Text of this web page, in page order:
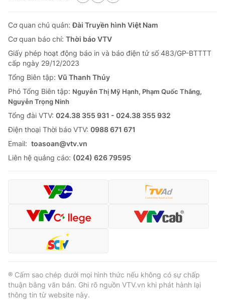
Cơ quan chủ quản:Đài Truyền hình Việt Nam
Cơ quan báo chí: Thời báo VTV
Giấy phép hoạt động báo in và báo điện tử số 483/GP-BTTTT
cấp ngày 29/12/2023
Tổng Biên tập: Vũ Thanh Thủy
Phó Tổng Biên tập: Nguyễn Thị Mỹ Hạnh, Phạm Quốc Thắng,
Nguyễn Trọng Ninh
Tổng đài VTV: 024.38 355 931 - 024.38 355 932
Ðiện thoại Thời báo VTV: 0988 671 671
Email: toasoan@vtv.vn
Liên hệ quảng cáo: (024) 626 79595
® Cấm sao chép dưới mọi hình thức nếu không có sự chấp
thuận bằng văn bản. Ghi rõ nguồn VTV.vn khi phát hành lại
thông tin từ website này.